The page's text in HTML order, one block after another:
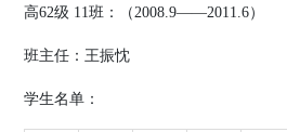
高62级 11班：（2008.9——2011.6）
班主任：王振忱
学生名单：